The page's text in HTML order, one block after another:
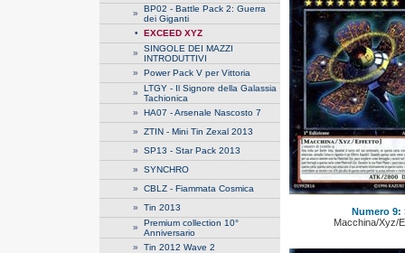
» BP02 - Battle Pack 2: Guerra
dei Giganti
•
EXCEED XYZ
» SINGOLE DEI MAZZI
INTRODUTTIVI
» Power Pack V per Vittoria
» LTGY - Il Signore della Galassia
Tachionica
» HA07 - Arsenale Nascosto 7
» ZTIN - Mini Tin Zexal 2013
» SP13 - Star Pack 2013
» SYNCHRO
» CBLZ - Fiammata Cosmica
» Tin 2013
» Premium collection 10°
Anniversario
» Tin 2012 Wave 2
Numero 9:
Macchina/Xyz/